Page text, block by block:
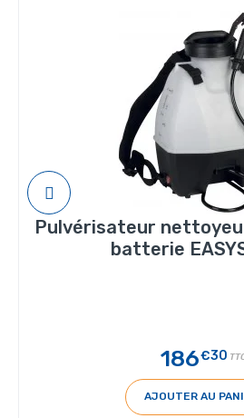
Pulvérisateur
batterie
186€30
AJOUTER AU